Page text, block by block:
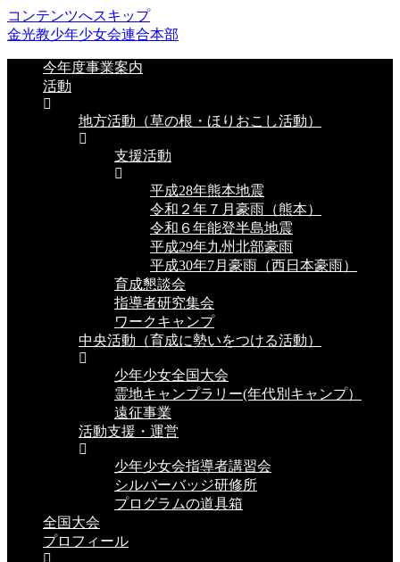
コンテンツへスキップ
金光教少年少女会連合本部
今年度事業案内
活動
地方活動（草の根・ほりおこし活動）
支援活動
平成28年熊本地震
令和２年７月豪雨（熊本）
令和６年能登半島地震
平成29年九州北部豪雨
平成30年7月豪雨（西日本豪雨）
育成懇談会
指導者研究集会
ワークキャンプ
中央活動（育成に勢いをつける活動）
少年少女全国大会
霊地キャンプラリー(年代別キャンプ）
遠征事業
活動支援・運営
少年少女会指導者講習会
シルバーバッジ研修所
プログラムの道具箱
全国大会
プロフィール